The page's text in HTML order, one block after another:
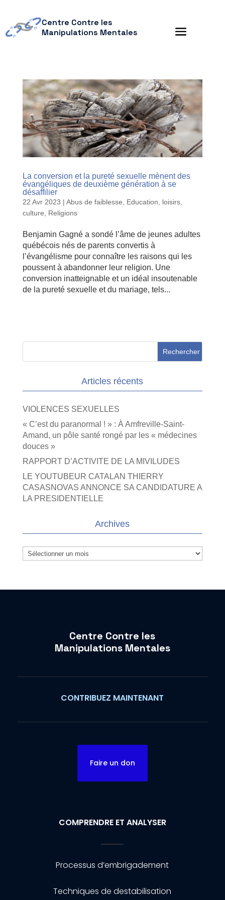
Centre Contre les
Manipulations Mentales
La conversion et la pureté sexuelle mènent des
évangéliques de deuxième génération à se
désaffilier
22 Avr 2023 | Abus de faiblesse, Education, loisirs,
culture, Religions
Benjamin Gagné a sondé l’âme de jeunes adultes
québécois nés de parents convertis à
l’évangélisme pour connaître les raisons qui les
poussent à abandonner leur religion. Une
conversion inatteignable et un idéal insoutenable
de la pureté sexuelle et du mariage, tels...
Articles récents
VIOLENCES SEXUELLES
« C’est du paranormal ! » : À Amfreville-Saint-
Amand, un pôle santé rongé par les « médecines
douces »
RAPPORT D’ACTIVITE DE LA MIVILUDES
LE YOUTUBEUR CATALAN THIERRY
CASASNOVAS ANNONCE SA CANDIDATURE A
LA PRESIDENTIELLE
Archives
Archives
Centre Contre les
Manipulations Mentales
CONTRIBUEZ MAINTENANT
Faire un don
COMPRENDRE ET ANALYSER
Processus d’embrigadement
Techniques de destabilisation